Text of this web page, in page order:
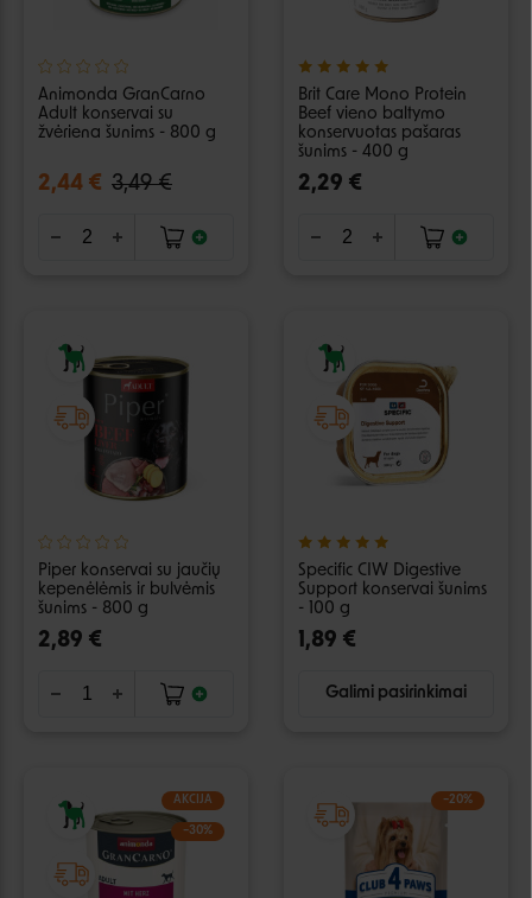
Animonda GranCarno
Adult konservai su
žvėriena šunims - 800 g
2,44 € 3,49 €
Brit Care Mono Protein
Beef vieno baltymo
konservuotas pašaras
šunims - 400 g
2,29 €
Piper konservai su jaučių
kepenėlėmis ir bulvėmis
šunims - 800 g
2,89 €
Specific CIW Digestive
Support konservai šunims
- 100 g
1,89 €
Galimi pasirinkimai
AKCIJA
−30%
−20%